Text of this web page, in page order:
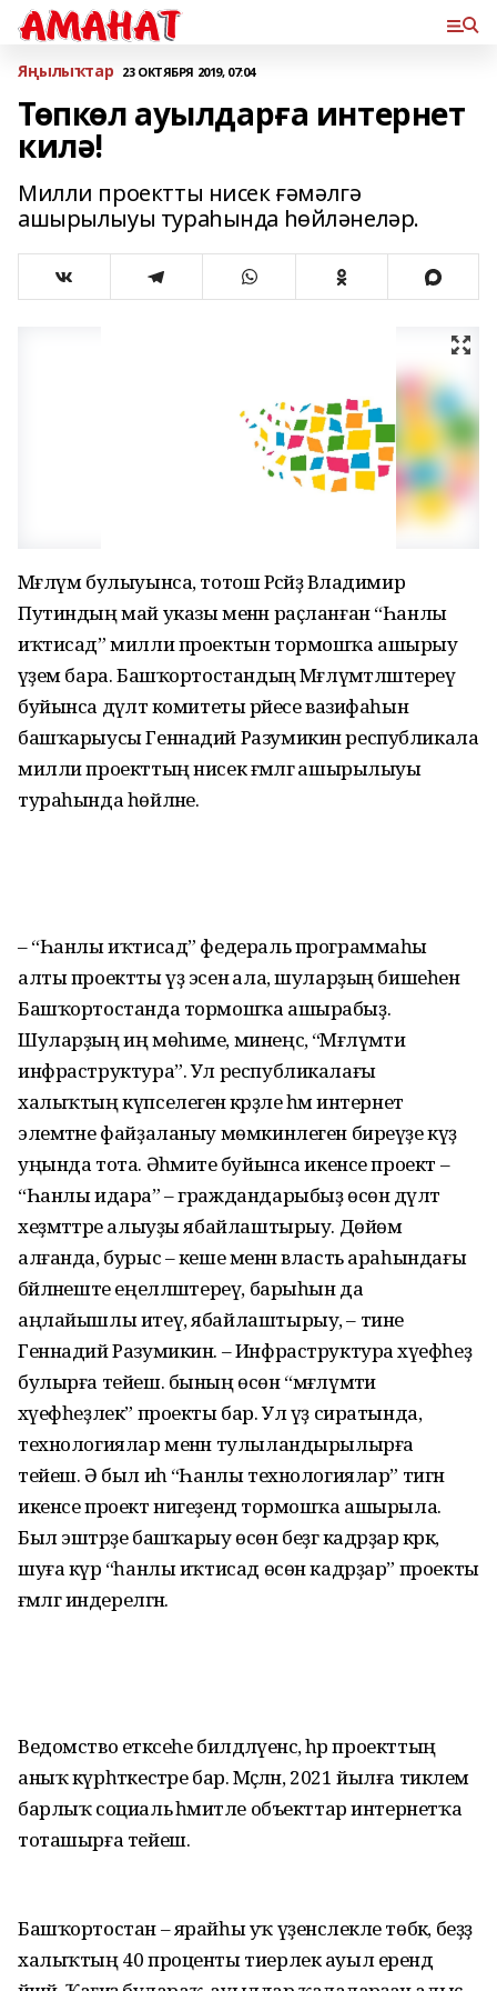
Яңылыҡтар 23 ОКТЯБРЯ 2019, 07:04
Төпкөл ауылдарға интернет
килә!
Милли проектты нисек ғәмәлгә
ашырылыуы тураһында һөйләнеләр.
Мәғлүм булыуынса, тотош Рәсәйҙә Владимир
Путиндың май указы менән раҫланған “Һанлы
иҡтисад” милли проектын тормошҡа ашырыу
әүҙем бара. Башҡортостандың Мәғлүмәтләштереү
буйынса дәүләт комитеты рәйесе вазифаһын
башҡарыусы Геннадий Разумикин республикала
милли проекттың нисек ғәмәлгә ашырылыуы
тураһында һөйләне.
– “Һанлы иҡтисад” федераль программаһы
алты проектты үҙ эсенә ала, шуларҙың бишеһен
Башҡортостанда тормошҡа ашырабыҙ.
Шуларҙың иң мөһиме, минеңсә, “Мәғлүмәти
инфраструктура”. Ул республикалағы
халыҡтың күпселегенә кәрәҙле һәм интернет
элемтәне файҙаланыу мөмкинлеген биреүҙе күҙ
уңында тота. Әһәмиәте буйынса икенсе проект –
“Һанлы идара” – граждандарыбыҙ өсөн дәүләт
хеҙмәттәре алыуҙы ябайлаштырыу. Дөйөм
алғанда, бурыс – кеше менән власть араһындағы
бәйләнеште еңелләштереү, барыһын да
аңлайышлы итеү, ябайлаштырыу, – тине
Геннадий Разумикин. – Инфраструктура хәүефһеҙ
булырға тейеш. бының өсөн “мәғлүмәти
хәүефһеҙлек” проекты бар. Ул үҙ сиратында,
технологиялар менән тулыландырылырға
тейеш. Ә был иһә “Һанлы технологиялар” тигән
икенсе проект нигеҙендә тормошҡа ашырыла.
Был эштәрҙе башҡарыу өсөн беҙгә кадрҙар кәрәк,
шуға күрә “һанлы иҡтисад өсөн кадрҙар” проекты
ғәмәлгә индерелгән.
Ведомство етәксеһе билдәләүенсә, һәр проекттың
аныҡ күрһәткестәре бар. Мәҫәлән, 2021 йылға тиклем
барлыҡ социаль әһәмиәтле объекттар интернетҡа
тоташырға тейеш.
Башҡортостан – ярайһы уҡ үҙенсәлекле төбәк, беҙҙә
халыҡтың 40 проценты тиерлек ауыл ерендә